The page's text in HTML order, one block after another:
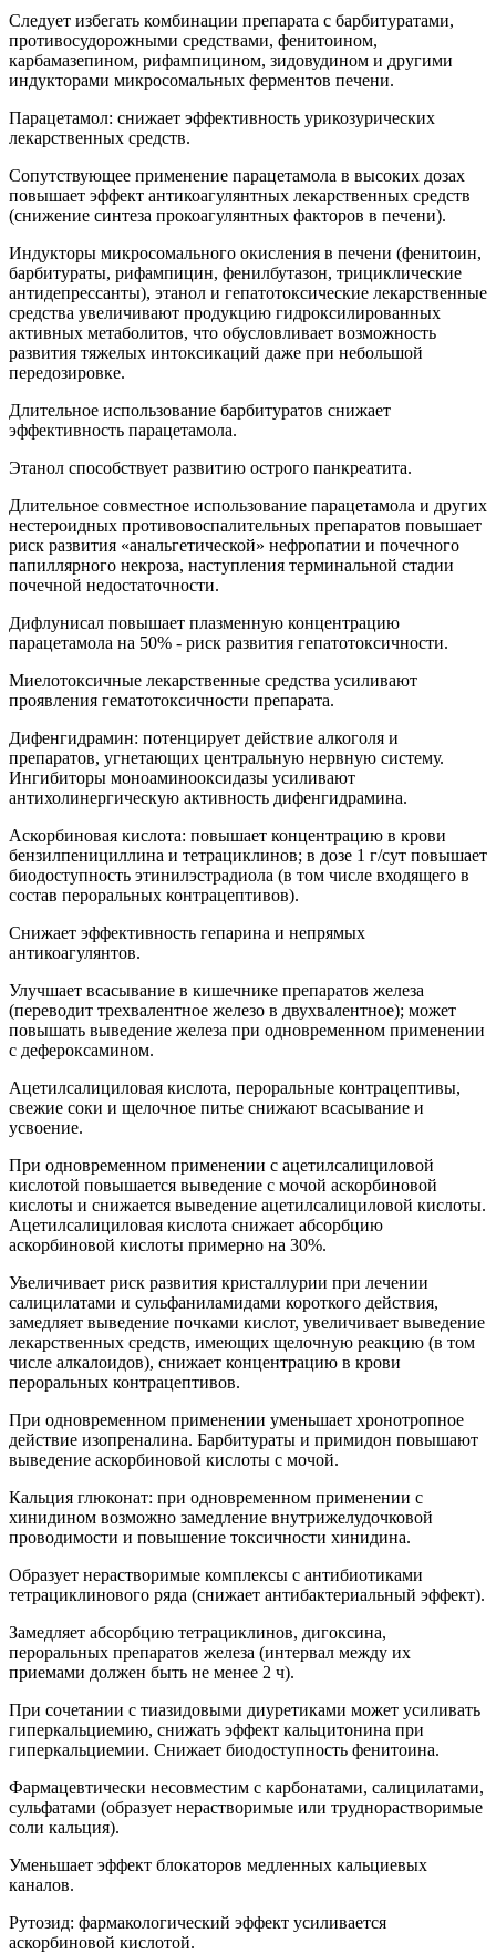
Следует избегать комбинации препарата с барбитуратами,
противосудорожными средствами, фенитоином,
карбамазепином, рифампицином, зидовудином и другими
индукторами микросомальных ферментов печени.
Парацетамол: снижает эффективность урикозурических
лекарственных средств.
Сопутствующее применение парацетамола в высоких дозах
повышает эффект антикоагулянтных лекарственных средств
(снижение синтеза прокоагулянтных факторов в печени).
Индукторы микросомального окисления в печени (фенитоин,
барбитураты, рифампицин, фенилбутазон, трициклические
антидепрессанты), этанол и гепатотоксические лекарственные
средства увеличивают продукцию гидроксилированных
активных метаболитов, что обусловливает возможность
развития тяжелых интоксикаций даже при небольшой
передозировке.
Длительное использование барбитуратов снижает
эффективность парацетамола.
Этанол способствует развитию острого панкреатита.
Длительное совместное использование парацетамола и других
нестероидных противовоспалительных препаратов повышает
риск развития «анальгетической» нефропатии и почечного
папиллярного некроза, наступления терминальной стадии
почечной недостаточности.
Дифлунисал повышает плазменную концентрацию
парацетамола на 50% - риск развития гепатотоксичности.
Миелотоксичные лекарственные средства усиливают
проявления гематотоксичности препарата.
Дифенгидрамин: потенцирует действие алкоголя и
препаратов, угнетающих центральную нервную систему.
Ингибиторы моноаминооксидазы усиливают
антихолинергическую активность дифенгидрамина.
Аскорбиновая кислота: повышает концентрацию в крови
бензилпенициллина и тетрациклинов; в дозе 1 г/сут повышает
биодоступность этинилэстрадиола (в том числе входящего в
состав пероральных контрацептивов).
Снижает эффективность гепарина и непрямых
антикоагулянтов.
Улучшает всасывание в кишечнике препаратов железа
(переводит трехвалентное железо в двухвалентное); может
повышать выведение железа при одновременном применении
с дефероксамином.
Ацетилсалициловая кислота, пероральные контрацептивы,
свежие соки и щелочное питье снижают всасывание и
усвоение.
При одновременном применении с ацетилсалициловой
кислотой повышается выведение с мочой аскорбиновой
кислоты и снижается выведение ацетилсалициловой кислоты.
Ацетилсалициловая кислота снижает абсорбцию
аскорбиновой кислоты примерно на 30%.
Увеличивает риск развития кристаллурии при лечении
салицилатами и сульфаниламидами короткого действия,
замедляет выведение почками кислот, увеличивает выведение
лекарственных средств, имеющих щелочную реакцию (в том
числе алкалоидов), снижает концентрацию в крови
пероральных контрацептивов.
При одновременном применении уменьшает хронотропное
действие изопреналина. Барбитураты и примидон повышают
выведение аскорбиновой кислоты с мочой.
Кальция глюконат: при одновременном применении с
хинидином возможно замедление внутрижелудочковой
проводимости и повышение токсичности хинидина.
Образует нерастворимые комплексы с антибиотиками
тетрациклинового ряда (снижает антибактериальный эффект).
Замедляет абсорбцию тетрациклинов, дигоксина,
пероральных препаратов железа (интервал между их
приемами должен быть не менее 2 ч).
При сочетании с тиазидовыми диуретиками может усиливать
гиперкальциемию, снижать эффект кальцитонина при
гиперкальциемии. Снижает биодоступность фенитоина.
Фармацевтически несовместим с карбонатами, салицилатами,
сульфатами (образует нерастворимые или труднорастворимые
соли кальция).
Уменьшает эффект блокаторов медленных кальциевых
каналов.
Рутозид: фармакологический эффект усиливается
аскорбиновой кислотой.